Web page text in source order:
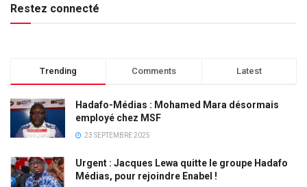
Restez connecté
Trending Comments Latest
Hadafo-Médias : Mohamed Mara désormais
employé chez MSF
23 SEPTEMBRE 2025
Urgent : Jacques Lewa quitte le groupe Hadafo
Médias, pour rejoindre Enabel !